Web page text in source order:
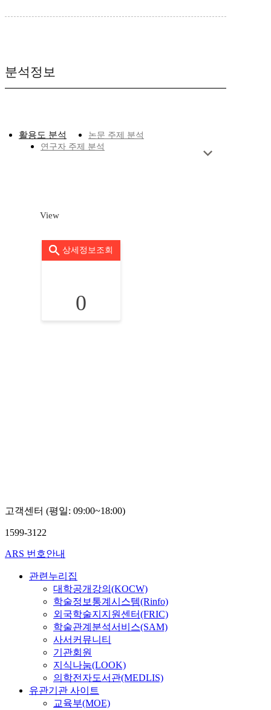
분석정보
활용도 분석
논문 주제 분석
연구자 주제 분석
View
상세정보조회
0
고객센터 (평일: 09:00~18:00)
1599-3122
ARS 번호안내
관련누리집
대학공개강의(KOCW)
학술정보통계시스템(Rinfo)
외국학술지지원센터(FRIC)
학술관계분석서비스(SAM)
사서커뮤니티
기관회원
지식나눔(LOOK)
의학전자도서관(MEDLIS)
유관기관 사이트
교육부(MOE)